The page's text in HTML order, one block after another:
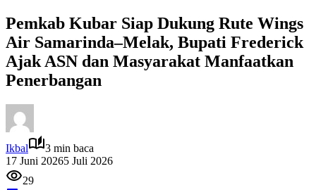
Pemkab Kubar Siap Dukung Rute Wings
Air Samarinda–Melak, Bupati Frederick
Ajak ASN dan Masyarakat Manfaatkan
Penerbangan
Ikbal
3 min baca
17 Juni 20265 Juli 2026
29